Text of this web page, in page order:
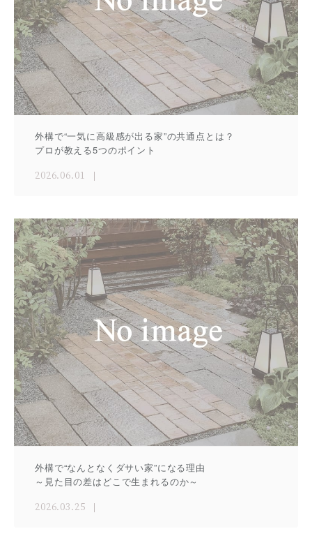
外構で“一気に高級感が出る家”の共通点とは？
プロが教える5つのポイント
2026.06.01
外構で“なんとなくダサい家”になる理由
～見た目の差はどこで生まれるのか～
2026.03.25